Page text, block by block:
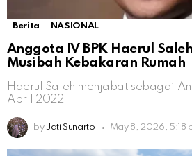
Berita NASIONAL
Anggota IV BPK Haerul
Musibah Kebakaran Rumah
Haerul Saleh menjabat sebagai
April 2022
by Jati Sunarto May 8, 2026, 5:18